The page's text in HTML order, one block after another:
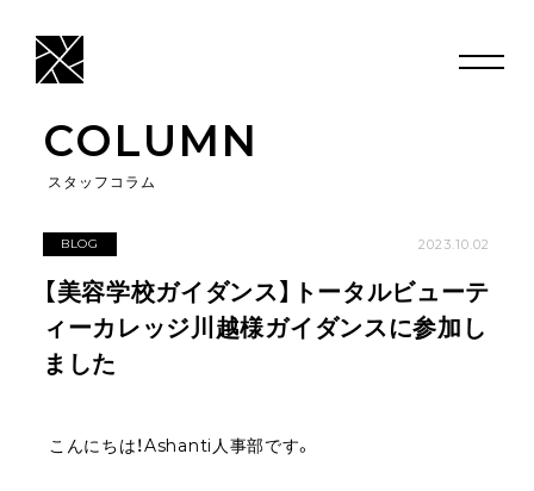
COLUMN
スタッフコラム
BLOG 2023.10.02
【美容学校ガイダンス】トータルビューテ
ィーカレッジ川越様ガイダンスに参加し
ました
こんにちは！Ashanti人事部です。